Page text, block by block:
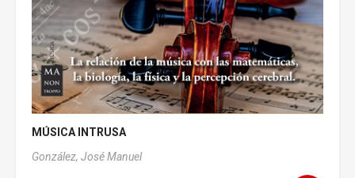
MÚSICA INTRUSA
González, José Manuel